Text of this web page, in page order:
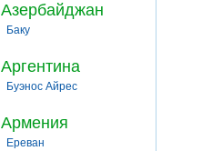
Азербайджан
Баку
Аргентина
Буэнос Айрес
Армения
Ереван